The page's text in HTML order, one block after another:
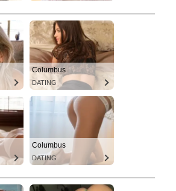
Columbus
DATING
Columbus
DATING